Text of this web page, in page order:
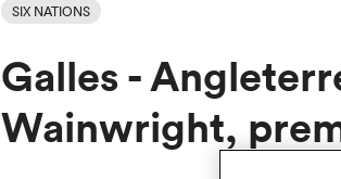
SIX NATIONS
Galles -
Wainwright,